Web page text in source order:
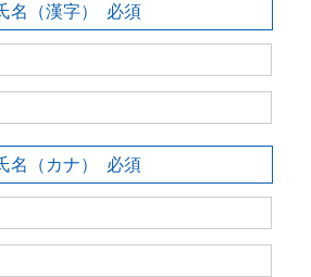
名（漢字） 必須
名（カナ） 必須